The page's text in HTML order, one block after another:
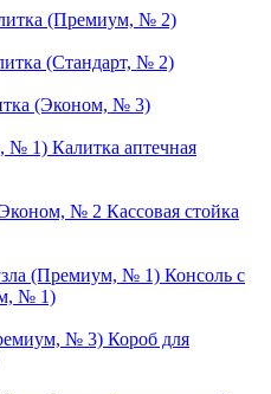
(Премиум, № 2)
(Стандарт, № 2)
(Эконом, № 3)
Калитка аптечная
Кассовая стойка
Консоль с
№ 1)
Короб для